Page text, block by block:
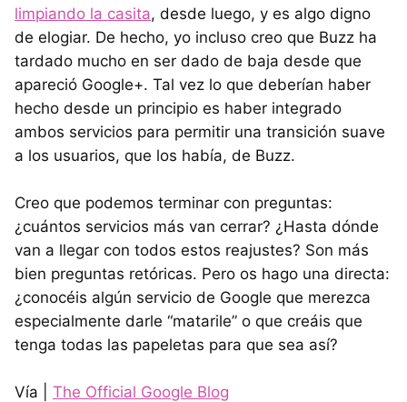
limpiando la casita, desde luego, y es algo digno
de elogiar. De hecho, yo incluso creo que Buzz ha
tardado mucho en ser dado de baja desde que
apareció Google+. Tal vez lo que deberían haber
hecho desde un principio es haber integrado
ambos servicios para permitir una transición suave
a los usuarios, que los había, de Buzz.
Creo que podemos terminar con preguntas:
¿cuántos servicios más van cerrar? ¿Hasta dónde
van a llegar con todos estos reajustes? Son más
bien preguntas retóricas. Pero os hago una directa:
¿conocéis algún servicio de Google que merezca
especialmente darle “matarile” o que creáis que
tenga todas las papeletas para que sea así?
Vía | The Official Google Blog